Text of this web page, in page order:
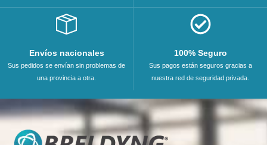
Envíos nacionales
Sus pedidos se envían sin problemas de
una provincia a otra.
100% Seguro
Sus pagos están seguros gracias a
nuestra red de seguridad privada.